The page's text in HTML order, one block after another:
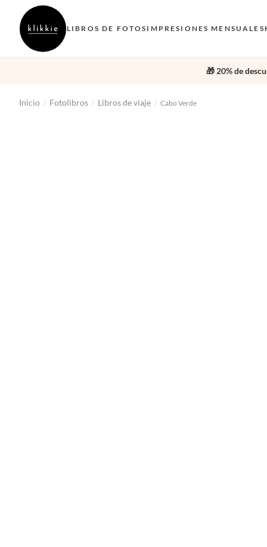
LIBROS DE FOTOS IMPRESIONES MENSUALES
🎁 20% de
Inicio / Fotolibros / Libros de viaje / Cabo Verde